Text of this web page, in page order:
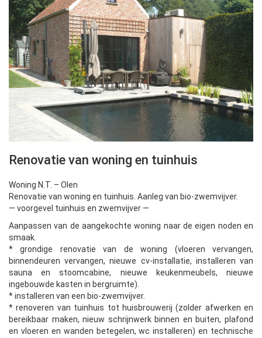
Renovatie van woning en tuinhuis
Woning N.T. – Olen
Renovatie van woning en tuinhuis. Aanleg van bio-zwemvijver.
— voorgevel tuinhuis en zwemvijver —
Aanpassen van de aangekochte woning naar de eigen noden en
smaak.
* grondige renovatie van de woning (vloeren vervangen,
binnendeuren vervangen, nieuwe cv-installatie, installeren van
sauna en stoomcabine, nieuwe keukenmeubels, nieuwe
ingebouwde kasten in bergruimte).
* installeren van een bio-zwemvijver.
* renoveren van tuinhuis tot huisbrouwerij (zolder afwerken en
bereikbaar maken, nieuw schrijnwerk binnen en buiten, plafond
en vloeren en wanden betegelen, wc installeren) en technische